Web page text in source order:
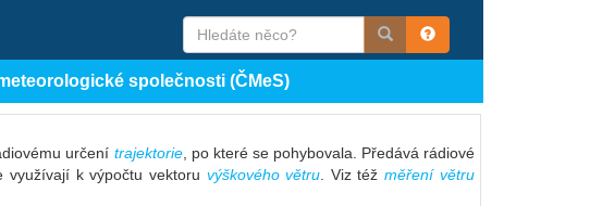
společnosti (ČMeS)
určení trajektorie, po které se pohybovala. Předává rádiové
využívají k výpočtu vektoru výškového větru . Viz téžměření větru